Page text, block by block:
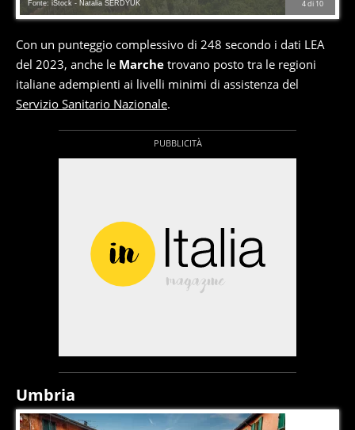
4di 10
Fonte: iStock - Natalia SERDYUK
Con un punteggio complessivo di 248 secondo i dati LEA
del 2023, anche le Marche trovano posto tra le regioni
italiane adempienti ai livelli minimi di assistenza del
Servizio Sanitario Nazionale.
Umbria